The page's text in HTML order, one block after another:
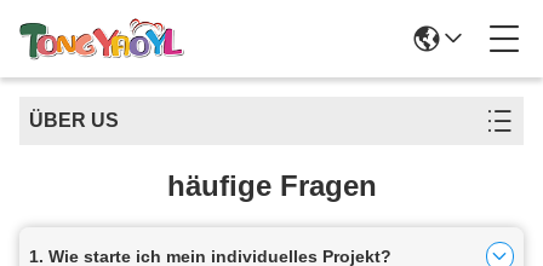
ÜBER US
häufige Fragen
1. Wie starte ich mein individuelles Projekt?